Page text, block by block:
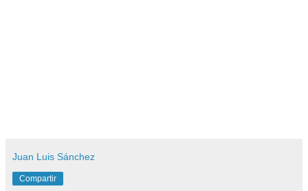
Juan Luis Sánchez
Compartir